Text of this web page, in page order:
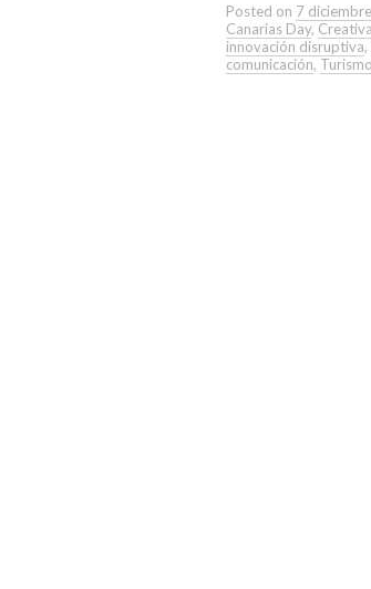
Posted on 7
Canarias Day,
innovación disruptiva,
comunicación, Turismo